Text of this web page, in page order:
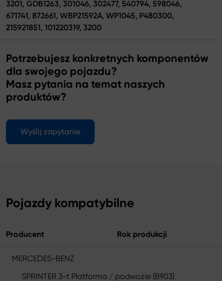
3201, GDB1263, 301046, 302477, 540794, 598046,
671741, 872661, WBP21592A, WP1045, P480300,
215921851, 101220319, 3200
Potrzebujesz konkretnych komponentów
dla swojego pojazdu?
Masz pytania na temat naszych
produktów?
Wyślij zapytanie
Pojazdy kompatybilne
Producent Rok produkcji
MERCEDES-BENZ
SPRINTER 3-t Platforma / podwozie (B903)